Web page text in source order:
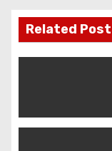
i
g
i
Related Post